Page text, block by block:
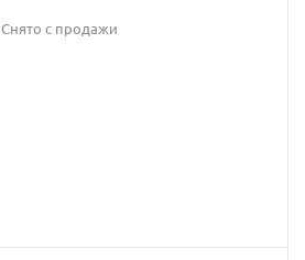
Снято с продажи